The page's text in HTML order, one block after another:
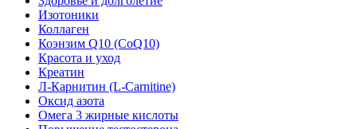
Изотоники
Коллаген
Коэнзим Q10 (CoQ10)
Красота и уход
Креатин
Л-Карнитин (L-Сarnitine)
Оксид азота
Омега 3 жирные кислоты